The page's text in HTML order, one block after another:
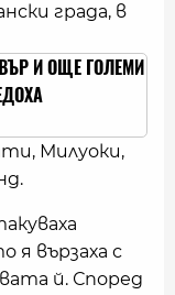
града, в
И ОЩЕ ГОЛЕМИ
Милуоки,
вързаха с
й. Според